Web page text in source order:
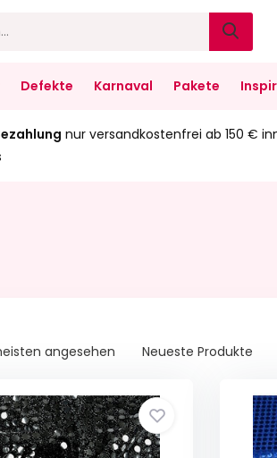
Defekte Karnaval Pakete
nur versandkostenfrei ab 150 €
angesehen Neueste Produkte